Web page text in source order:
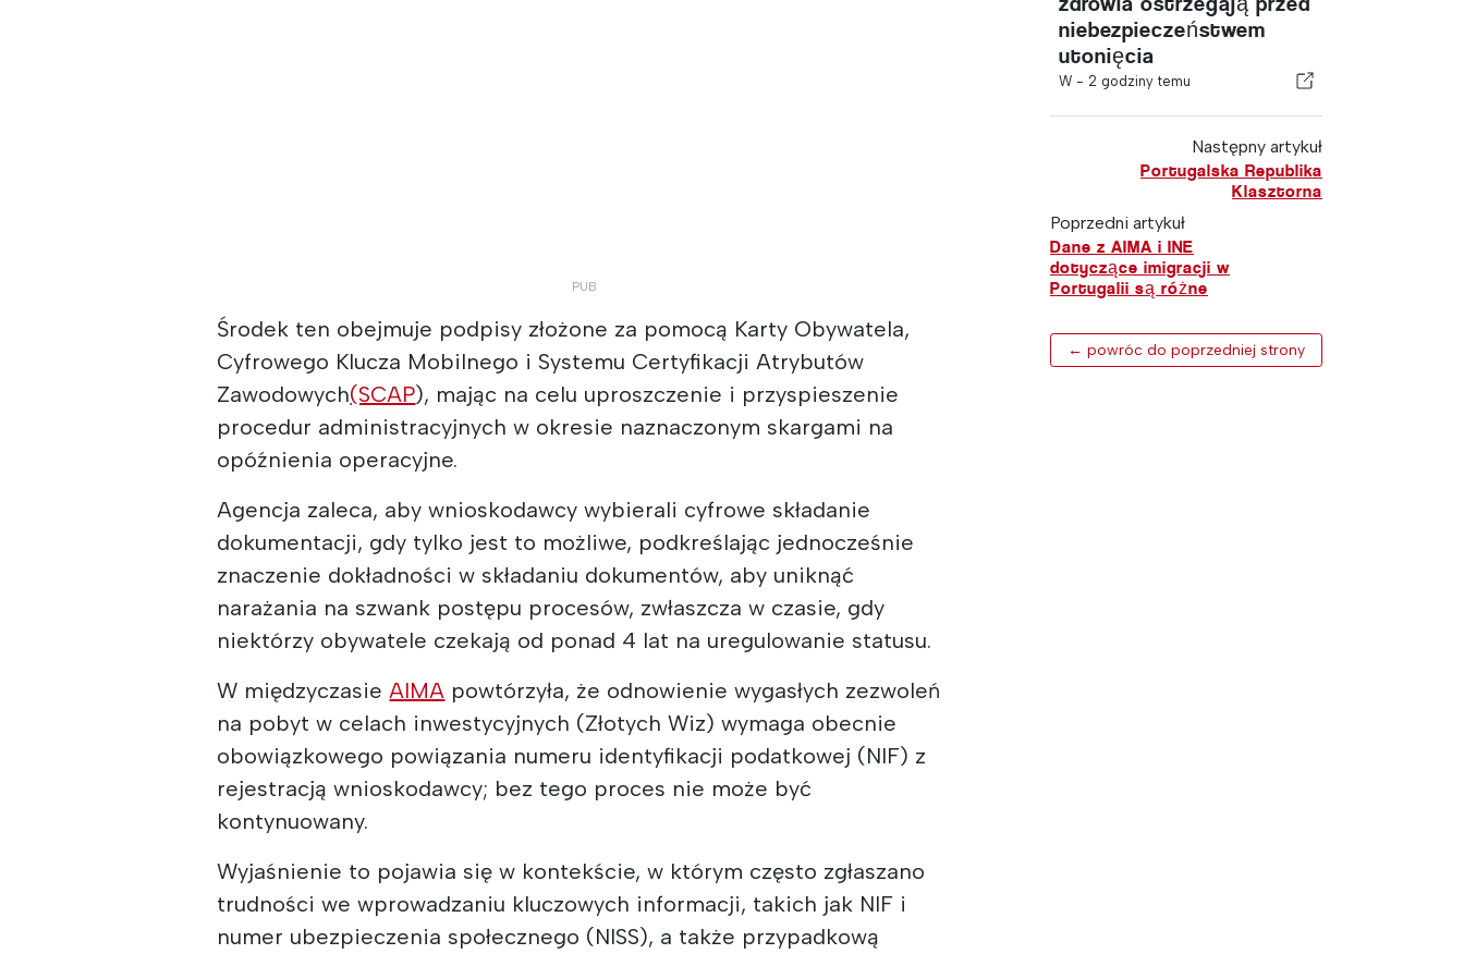
Środek ten obejmuje podpisy złożone za pomocą Karty Obywatela,
Cyfrowego Klucza Mobilnego i Systemu Certyfikacji Atrybutów
Zawodowych(SCAP), mając na celu uproszczenie i przyspieszenie
procedur administracyjnych w okresie naznaczonym skargami na
opóźnienia operacyjne.
Agencja zaleca, aby wnioskodawcy wybierali cyfrowe składanie
dokumentacji, gdy tylko jest to możliwe, podkreślając jednocześnie
znaczenie dokładności w składaniu dokumentów, aby uniknąć
narażania na szwank postępu procesów, zwłaszcza w czasie, gdy
niektórzy obywatele czekają od ponad 4 lat na uregulowanie statusu.
W międzyczasieAIMA powtórzyła, że odnowienie wygasłych zezwoleń
na pobyt w celach inwestycyjnych (Złotych Wiz) wymaga obecnie
obowiązkowego powiązania numeru identyfikacji podatkowej (NIF) z
rejestracją wnioskodawcy; bez tego proces nie może być
kontynuowany.
Wyjaśnienie to pojawia się w kontekście, w którym często zgłaszano
trudności we wprowadzaniu kluczowych informacji, takich jak NIF i
numer ubezpieczenia społecznego (NISS), a także przypadkową
niebezpieczeństwem
utonięcia
W - 2 godziny temu
Następny artykuł
Portugalska Republika
Klasztorna
Poprzedni artykuł
Dane z AIMA i INE
dotyczące imigracji w
Portugalii są różne
← powróc do poprzedniej strony